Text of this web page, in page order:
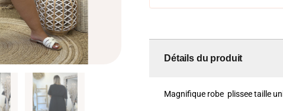
Détails du produit
Magnifique robe plissee taille